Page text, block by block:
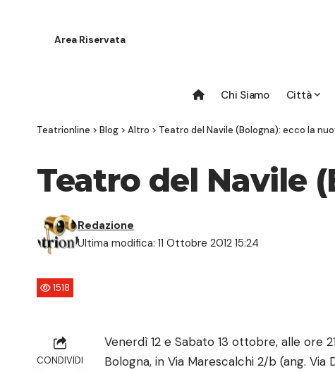
Area Riservata
Chi Siamo Città
Teatrionline > Blog > Altro > Teatro del Navile (Bologna): ecco la
Teatro del Navile
Ultima modifica: 11 Ottobre 2012 15:24
Redazione
1518
CONDIVIDI
Venerdì 12 e Sabato 13 ottobre, alle ore
Bologna, in Via Marescalchi 2/b (ang. Via